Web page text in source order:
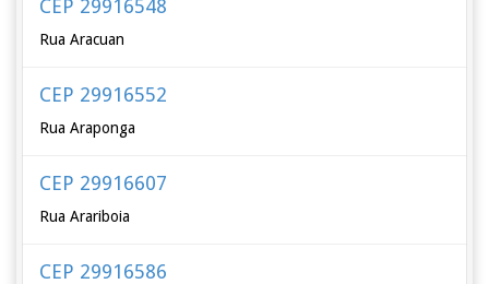
CEP 29916548
Rua Aracuan
CEP 29916552
Rua Araponga
CEP 29916607
Rua Arariboia
CEP 29916586